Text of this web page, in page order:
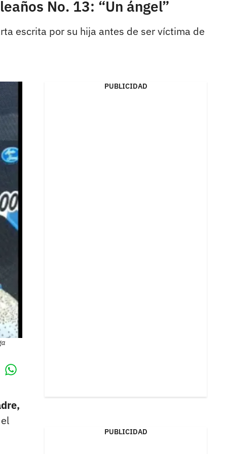
No. 13: “Un ángel”
escrita por su hija antes de ser víctima de
PUBLICIDAD
PUBLICIDAD